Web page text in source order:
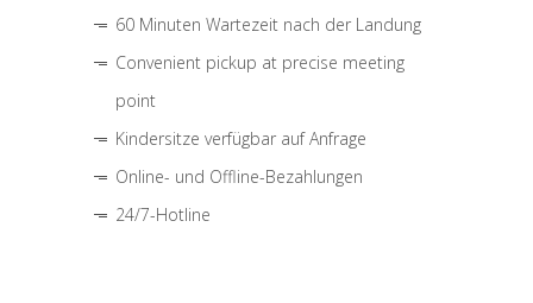
60 Minuten Wartezeit nach der Landung
Convenient pickup at precise meeting
point
Kindersitze verfügbar auf Anfrage
Online- und Offline-Bezahlungen
24/7-Hotline